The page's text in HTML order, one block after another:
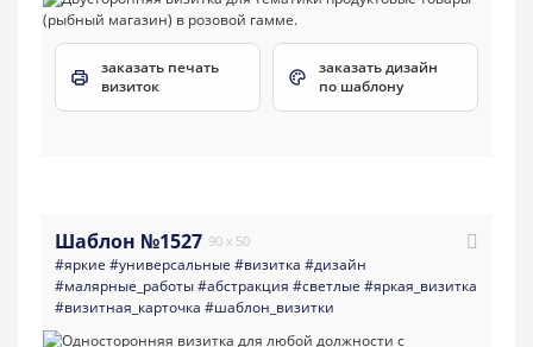
заказать печать
визиток
заказать дизайн
по шаблону
Шаблон №1527 90 x 50
#яркие #универсальные #визитка #дизайн
#малярные_работы#абстракция #светлые #яркая_визитка
#визитная_карточка #шаблон_визитки